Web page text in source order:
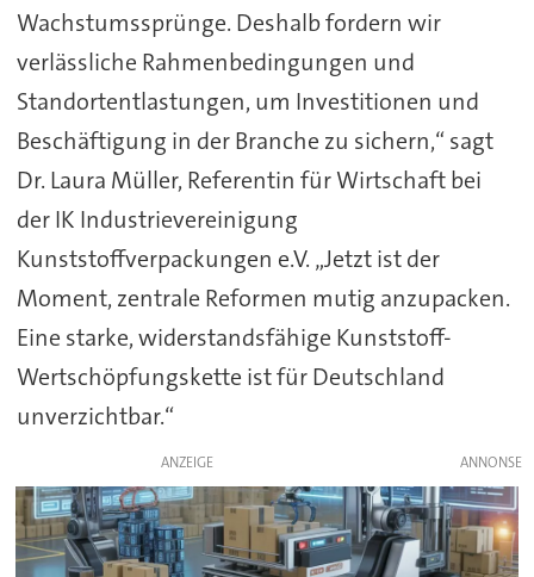
Wachstumssprünge. Deshalb fordern wir
verlässliche Rahmenbedingungen und
Standortentlastungen, um Investitionen und
Beschäftigung in der Branche zu sichern,“ sagt
Dr. Laura Müller, Referentin für Wirtschaft bei
der IK Industrievereinigung
Kunststoffverpackungen e.V. „Jetzt ist der
Moment, zentrale Reformen mutig anzupacken.
Eine starke, widerstandsfähige Kunststoff-
Wertschöpfungskette ist für Deutschland
unverzichtbar.“
ANZEIGE